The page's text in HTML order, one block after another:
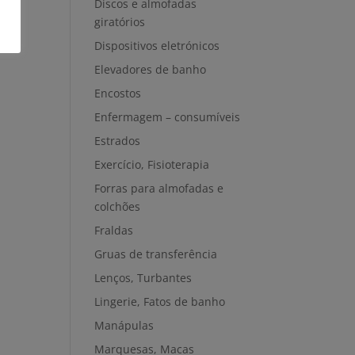
Discos e almofadas
giratórios
Dispositivos eletrónicos
Elevadores de banho
Encostos
Enfermagem – consumíveis
Estrados
Exercício, Fisioterapia
Forras para almofadas e
colchões
Fraldas
Gruas de transferência
Lenços, Turbantes
Lingerie, Fatos de banho
Manápulas
Marquesas, Macas